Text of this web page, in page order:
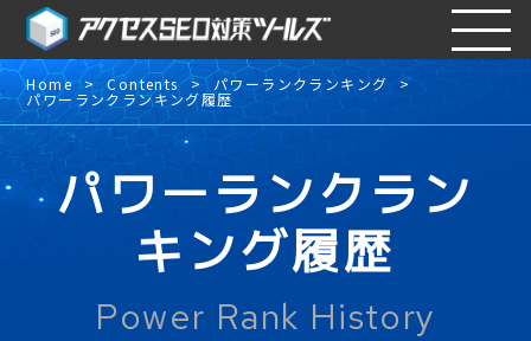
Home Contents パワーランクランキング
パワーランクランキング履歴
パワーランクラン
キング履歴
Power Rank History